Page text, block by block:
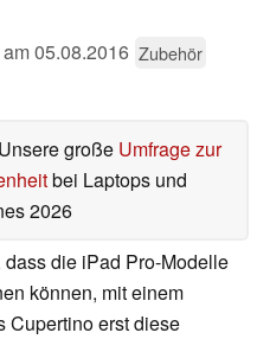
05.08.2016 Zubehör
Unsere große Umfrage zur
bei Laptops und
2026
die iPad Pro-Modelle
können, mit einem
Cupertino erst diese